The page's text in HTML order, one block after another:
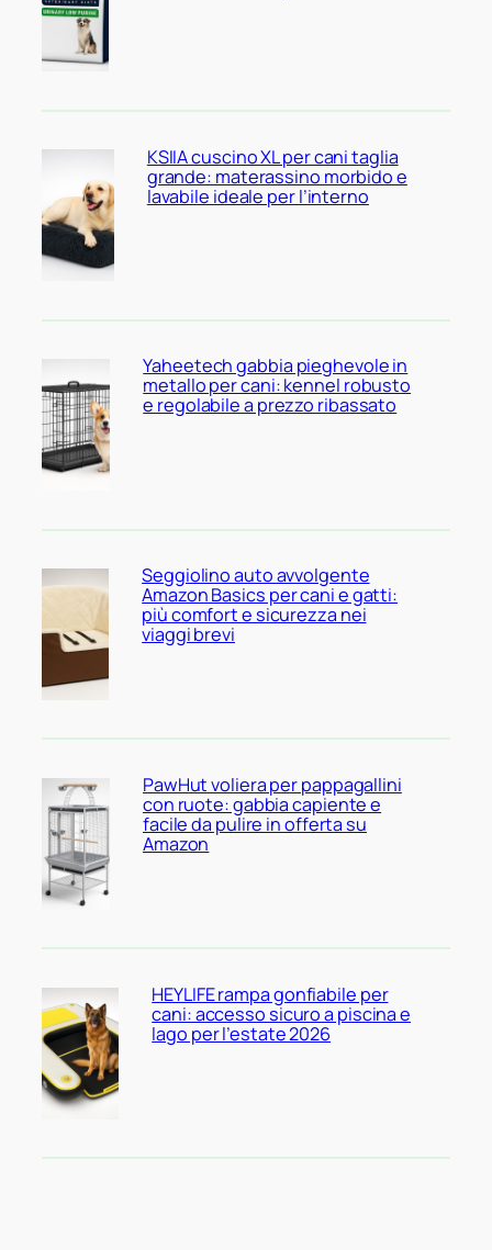
KSIIA cuscino XL per cani taglia
grande: materassino morbido e
lavabile ideale per l’interno
Yaheetech gabbia pieghevole in
metallo per cani: kennel robusto
e regolabile a prezzo ribassato
Seggiolino auto avvolgente
Amazon Basics per cani e gatti:
più comfort e sicurezza nei
viaggi brevi
PawHut voliera per pappagallini
con ruote: gabbia capiente e
facile da pulire in offerta su
Amazon
HEYLIFE rampa gonfiabile per
cani: accesso sicuro a piscina e
lago per l’estate 2026